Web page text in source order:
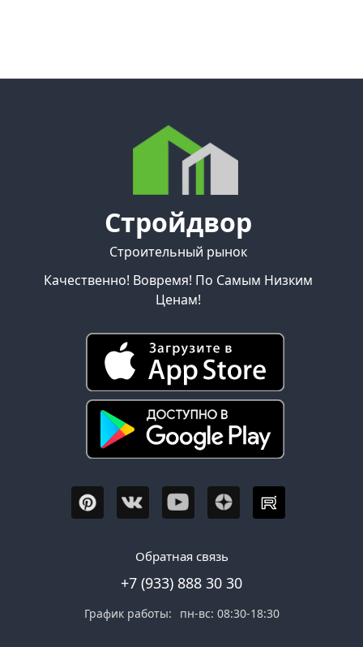
Стройдвор
Строительный рынок
Качественно! Вовремя! По Самым Низким
Ценам!
Обратная связь
+7 (933) 888 30 30
График работы: пн-вс: 08:30-18:30